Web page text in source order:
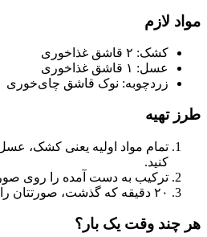
مواد لازم
کشک: ۲ قاشق غذاخوری
عسل: ۱ قاشق غذاخوری
زردچوبه: نوک قاشق چای‌خوری
طرز تهیه
تمام مواد اولیه یعنی کشک،
کنید.
ترکیب به دست آمده را روی
۲۰ دقیقه که گذشت، صورتتان را با آب بشویید.
هر چند وقت یک بار؟